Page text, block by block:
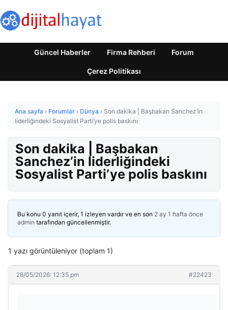
Güncel Haberler Firma Rehberi Forum
Çerez Politikası
Ana sayfa › Forumlar › Dünya › Son dakika | Başbakan Sanchez’in
liderliğindeki Sosyalist Parti’ye polis baskını
Son dakika | Başbakan
Sanchez’in liderliğindeki
Sosyalist Parti’ye polis baskını
Bu konu 0 yanıt içerir, 1 izleyen vardır ve en son 2 ay 1 hafta önce
admin tarafından güncellenmiştir.
1 yazı görüntüleniyor (toplam 1)
28/05/2026: 12:35 pm #22423